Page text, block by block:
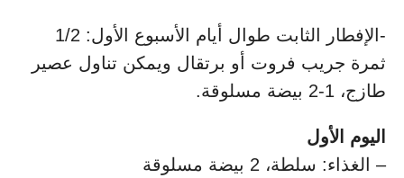
-الإفطار الثابت طوال أيام الأسبوع الأول: 1/2
ثمرة جريب فروت أو برتقال ويمكن تناول عصير
طازج، 1-2 بيضة مسلوقة.
اليوم الأول
– الغذاء: سلطة، 2 بيضة مسلوقة